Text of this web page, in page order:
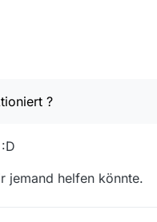
?
jemand helfen könnte.